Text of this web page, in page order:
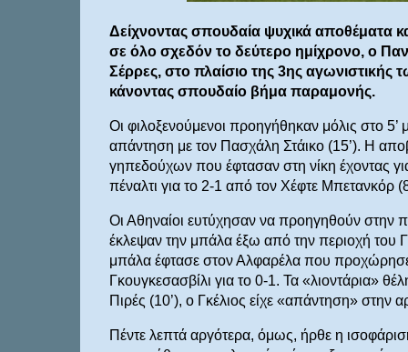
Δείχνοντας σπουδαία ψυχικά αποθέματα
σε όλο σχεδόν το δεύτερο ημίχρονο, ο
Σέρρες, στο πλαίσιο της 3ης
κάνοντας σπουδαίο βήμα παραμονής.
Οι φιλοξενούμενοι προηγήθηκαν μόλις στο
απάντηση με τον Πασχάλη Στάικο (15’). Η
γηπεδούχων που έφτασαν στη νίκη έχοντας
πέναλτι για το 2-1 από τον Χέφτε Μπετανκόρ
Οι Αθηναίοι ευτύχησαν να προηγηθούν στην
έκλεψαν την μπάλα έξω από την περιοχή του
μπάλα έφτασε στον Αλφαρέλα που προχώρησε
Γκουγκεσασβίλι για το 0-1. Τα «λιοντάρια»
Πιρές (10’), ο Γκέλιος είχε «απάντηση» στην
Πέντε λεπτά αργότερα, όμως, ήρθε η